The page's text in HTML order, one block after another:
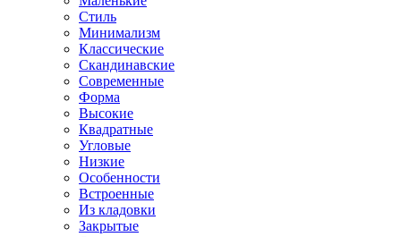
Стиль
Минимализм
Классические
Скандинавские
Современные
Форма
Высокие
Квадратные
Угловые
Низкие
Особенности
Встроенные
Из кладовки
Закрытые